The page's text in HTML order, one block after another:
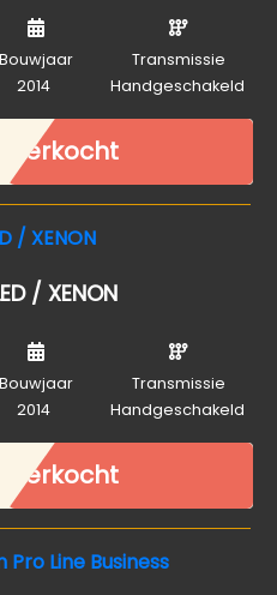
Bouwjaar
2014
Transmissie
Handgeschakeld
Verkocht
/ XENON
Bouwjaar
2014
Transmissie
Handgeschakeld
Verkocht